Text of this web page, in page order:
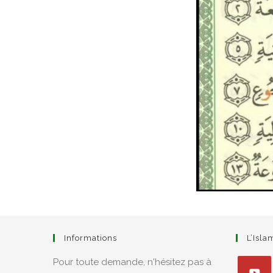
Informations
Pour toute demande, n'hésitez pas à